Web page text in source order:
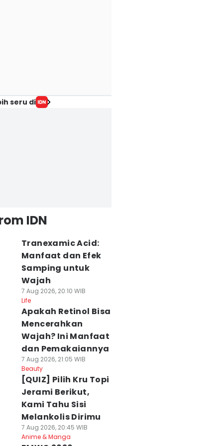
Promo 8.8
Lengkap,
hingga
Online
Agu 2026, 18:18 WIB
Bisa Gantikan Gaji
Kantoran dalam
Setahun, Tertarik?
07 Agu 2026, 17:25 WIB
Business
seru di
IDN
Tranexamic Acid:
Manfaat dan Efek
Samping untuk
Wajah
7 Aug 2026, 20:10 WIB
Life
Apakah Retinol Bisa
Mencerahkan
Wajah? Ini Manfaat
dan Pemakaiannya
7 Aug 2026, 21:05 WIB
Beauty
[QUIZ] Pilih Kru Topi
Jerami Berikut,
Kami Tahu Sisi
Melankolis Dirimu
7 Aug 2026, 20:45 WIB
Anime & Manga